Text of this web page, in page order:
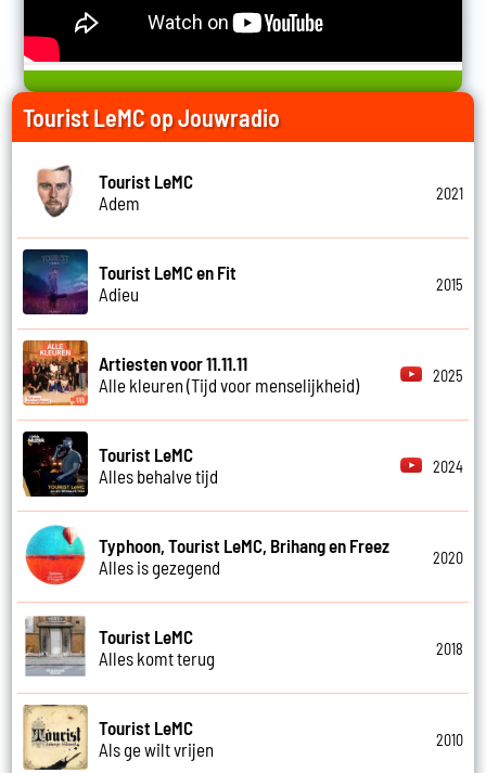
Tourist LeMC op Jouwradio
Tourist LeMC
Adem
2021
Tourist LeMC en Fit
Adieu
2015
Artiesten voor 11.11.11
Alle kleuren (Tijd voor menselijkheid)
2025
Tourist LeMC
Alles behalve tijd
2024
Typhoon, Tourist LeMC, Brihang en Freez
Alles is gezegend
2020
Tourist LeMC
Alles komt terug
2018
Tourist LeMC
Als ge wilt vrijen
2010